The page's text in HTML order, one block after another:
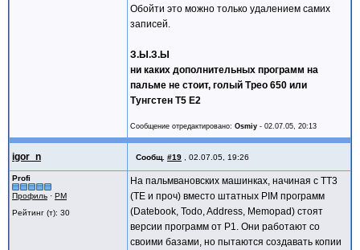
Обойти это можно только удалением самих
записей.
З.Ы.З.Ы
ни каких дополнительных программ на
пальме не стоит, голый Трео 650 или
Тунгстен Т5 Е2
Сообщение отредактировано: Osmiy - 02.07.05, 20:13
igor_n Сообщ. #19 02.07.05, 19:26
Profi
Профиль · PM
Рейтинг (т): 30
На пальмвановских машинках, начиная с TT3
(TE и проч) вместо штатных PIM программ
(Datebook, Todo, Address, Memopad) стоят
версии программ от P1. Они работают со
своими базами, но пытаются создавать копии